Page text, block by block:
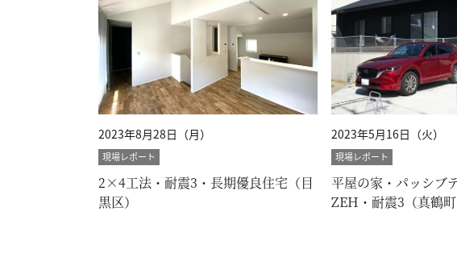
2023年8月28日（月）
現場レポート
2×4工法・耐震3・長期優良住宅（目
黒区）
2023年5月16日（火）
現場レポート
平屋の家・パッシブ
ZEH・耐震3（真鶴町